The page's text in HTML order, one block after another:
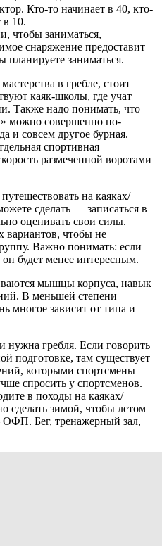
Кто-то начинает в 40, кто-
в 10.
чтобы заниматься,
снаряжение предоставит
планируете заниматься.
в гребле, стоит
каяк-школы, где учат
Также надо понимать, что
можно совершенно по-
и совсем другое бурная.
спортивная
размеченной воротами
на каяках/
сделать — записаться в
оценивать свои силы.
вариантов, чтобы не
Важно понимать: если
он будет менее интересным.
мышцы корпуса, навык
В меньшей степени
многое зависит от типа и
нужна гребля. Если говорить
подготовке, там существует
которыми спортсмены
спросить у спортсменов.
в походы на каяках/
сделать зимой, чтобы летом
Бег, тренажерный зал,